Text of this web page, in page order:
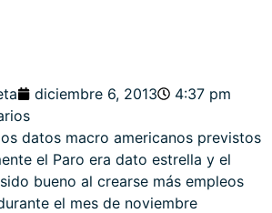
diciembre 6, 2013
4:37 pm
datos macro americanos previstos
el Paro era dato estrella y el
bueno al crearse más empleos
el mes de noviembre